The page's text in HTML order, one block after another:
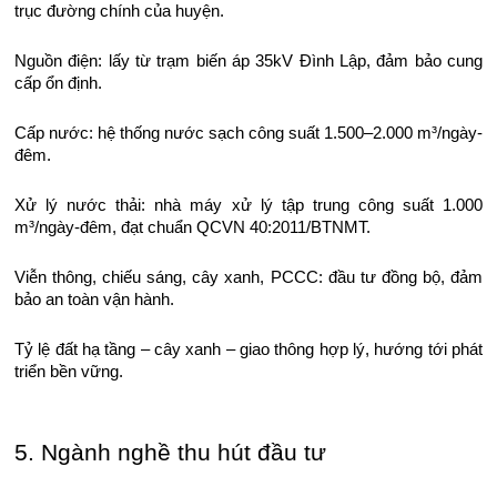
trục đường chính của huyện.
Nguồn điện: lấy từ trạm biến áp 35kV Đình Lập, đảm bảo cung
cấp ổn định.
Cấp nước: hệ thống nước sạch công suất 1.500–2.000 m³/ngày-
đêm.
Xử lý nước thải: nhà máy xử lý tập trung công suất 1.000
m³/ngày-đêm, đạt chuẩn QCVN 40:2011/BTNMT.
Viễn thông, chiếu sáng, cây xanh, PCCC: đầu tư đồng bộ, đảm
bảo an toàn vận hành.
Tỷ lệ đất hạ tầng – cây xanh – giao thông hợp lý, hướng tới phát
triển bền vững.
5. Ngành nghề thu hút đầu tư